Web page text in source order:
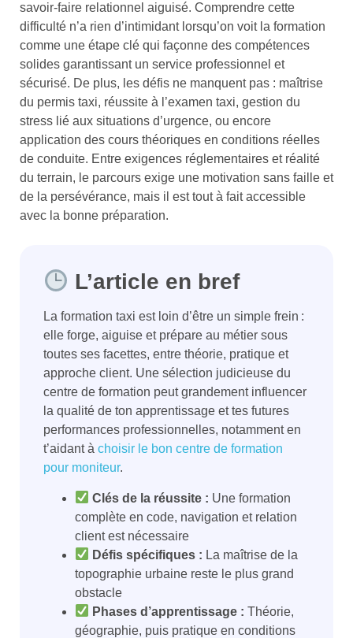
savoir-faire relationnel aiguisé. Comprendre cette
difficulté n’a rien d’intimidant lorsqu’on voit la formation
comme une étape clé qui façonne des compétences
solides garantissant un service professionnel et
sécurisé. De plus, les défis ne manquent pas : maîtrise
du permis taxi, réussite à l’examen taxi, gestion du
stress lié aux situations d’urgence, ou encore
application des cours théoriques en conditions réelles
de conduite. Entre exigences réglementaires et réalité
du terrain, le parcours exige une motivation sans faille et
de la persévérance, mais il est tout à fait accessible
avec la bonne préparation.
L’article en bref
La formation taxi est loin d’être un simple frein :
elle forge, aiguise et prépare au métier sous
toutes ses facettes, entre théorie, pratique et
approche client. Une sélection judicieuse du
centre de formation peut grandement influencer
la qualité de ton apprentissage et tes futures
performances professionnelles, notamment en
t’aidant à choisir le bon centre de formation
pour moniteur.
Clés de la réussite : Une formation
complète en code, navigation et relation
client est nécessaire
Défis spécifiques : La maîtrise de la
topographie urbaine reste le plus grand
obstacle
Phases d’apprentissage : Théorie,
géographie, puis pratique en conditions